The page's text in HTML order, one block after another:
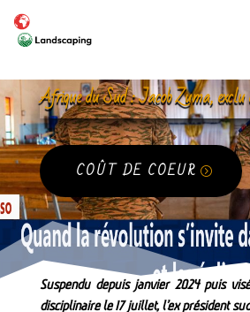
Afrique du Sud : Jacob Zuma,
COÛT DE COEUR
Suspendu depuis janvier 2024 puis
disciplinaire le 17 juillet, l’ex président